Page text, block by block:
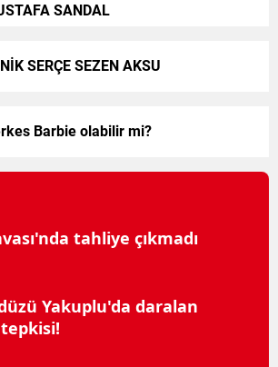
SANDAL
SERÇE SEZEN AKSU
Barbie olabilir mi?
tahliye çıkmadı
Yakuplu'da daralan